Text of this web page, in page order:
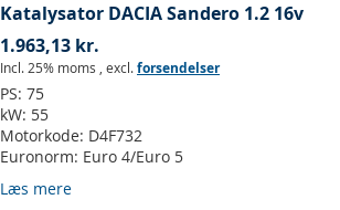
Katalysator DACIA Sandero 1.2 16v
1.963,13 kr.
Incl. 25% moms , excl.forsendelser
PS: 75
kW: 55
Motorkode: D4F732
Euronorm: Euro 4/Euro 5
Læs mere